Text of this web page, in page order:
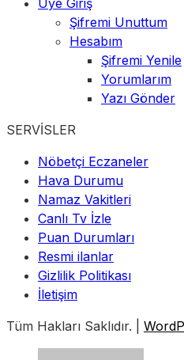
Üye Giriş
Şifremi Unuttum
Hesabım
Şifremi Yenile
Yorumlarım
Yazı Gönder
SERVİSLER
Nöbetçi Eczaneler
Hava Durumu
Namaz Vakitleri
Canlı Tv İzle
Puan Durumları
Resmi ilanlar
Gizlilik Politikası
İletişim
Tüm Hakları Saklıdır. |